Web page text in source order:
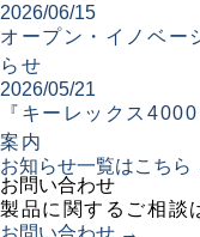
2026/06/15
オープン・イノベー
らせ
2026/05/21
『キーレックス
案内
お知らせ一覧はこちら
お問い合わせ
製品に関するご相談
お問い合わせ →